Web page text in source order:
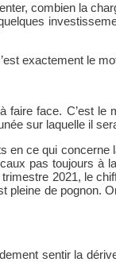
combien la
exactement le
faire face. C’est
sur laquelle il
ce qui concerne
pas toujours à
2021, le
pleine de pognon.
sentir la